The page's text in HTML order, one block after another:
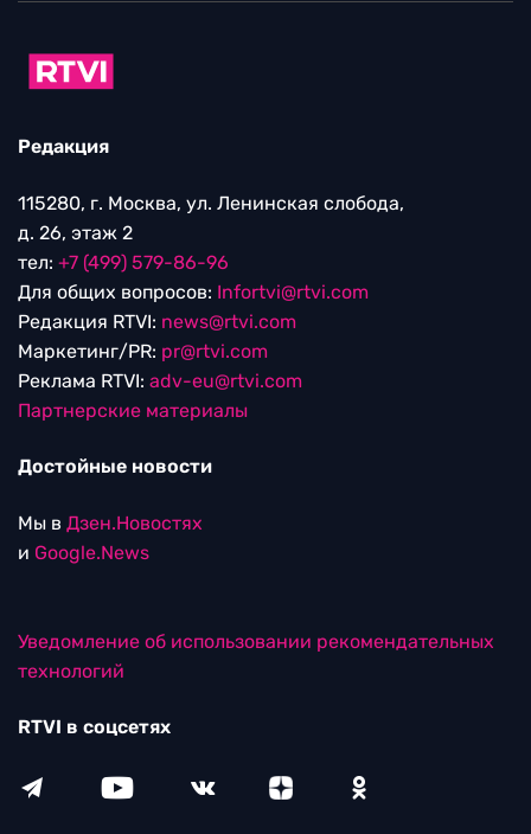
Редакция
115280, г. Москва, ул. Ленинская слобода,
д. 26, этаж 2
тел: +7 (499) 579-86-96
Для общих вопросов: Infortvi@rtvi.com
Редакция RTVI: news@rtvi.com
Маркетинг/PR: pr@rtvi.com
Реклама RTVI: adv-eu@rtvi.com
Партнерские материалы
Достойные новости
Мы в Дзен.Новостях
и Google.News
Уведомление об использовании рекомендательных
технологий
RTVI в соцсетях